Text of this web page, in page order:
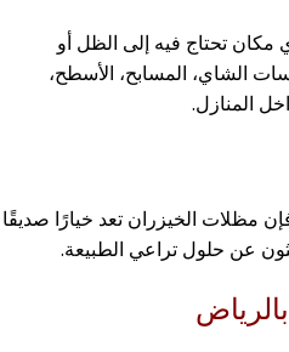
مكان تحتاج فيه إلى الظل أو
الشاي، المسابح، الأسطح،
المنازل.
مظلات الخيزران تعد خيارًا صديقًا
عن حلول تراعي الطبيعة.